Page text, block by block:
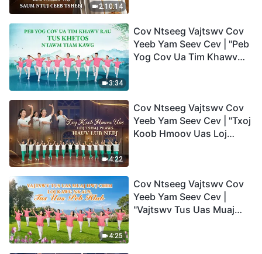
2:10:14
3:34
Cov Ntseeg Vajtswv Cov
Yeeb Yam Seev Cev | "Peb
Yog Cov Ua Tim Khawv
4:22
Cov Ntseeg Vajtswv Cov
Yeeb Yam Seev Cev | "Txoj
Koob Hmoov Uas Loj
4:25
Cov Ntseeg Vajtswv Cov
Yeeb Yam Seev Cev |
"Vajtswv Tus Uas Muaj